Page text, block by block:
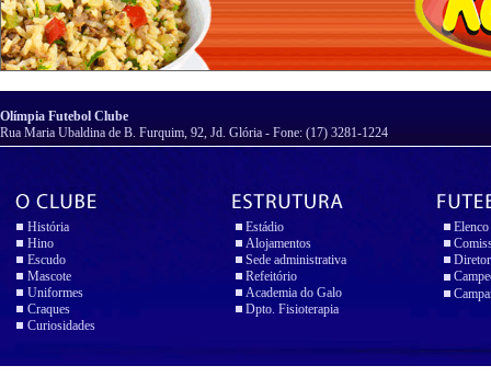
Olímpia Futebol Clube
Rua Maria Ubaldina de B. Furquim, 92, Jd. Glória - Fone: (17) 3281-1224
História
Hino
Escudo
Mascote
Uniformes
Craques
Curiosidades
Estádio
Alojamentos
Sede administrativa
Refeitório
Academia do Galo
Dpto. Fisioterapia
Elenco